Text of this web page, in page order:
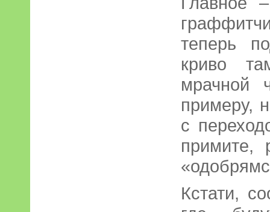
теперь
криво
мрачной
примеру,
с
примите,
Кстати,